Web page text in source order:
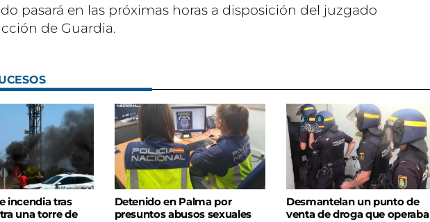
pasará en las próximas horas a disposición del juzgado
de Guardia.
incendia tras
una torre de
Detenido en Palma por
presuntos abusos sexuales
Desmantelan un punto de
venta de droga que operaba